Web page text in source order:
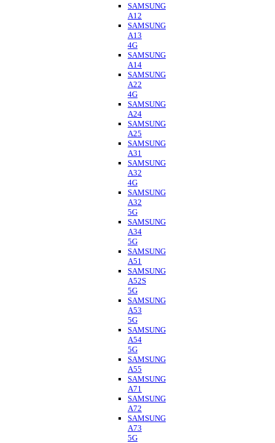
SAMSUNG
A12
SAMSUNG
A13
4G
SAMSUNG
A14
SAMSUNG
A22
4G
SAMSUNG
A24
SAMSUNG
A25
SAMSUNG
A31
SAMSUNG
A32
4G
SAMSUNG
A32
5G
SAMSUNG
A34
5G
SAMSUNG
A51
SAMSUNG
A52S
5G
SAMSUNG
A53
5G
SAMSUNG
A54
5G
SAMSUNG
A55
SAMSUNG
A71
SAMSUNG
A72
SAMSUNG
A73
5G